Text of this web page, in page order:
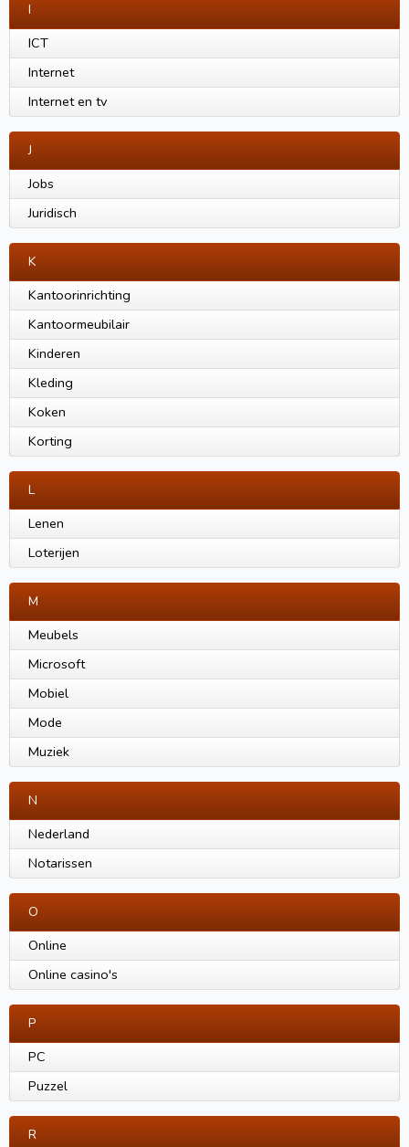
I
ICT
Internet
Internet en tv
J
Jobs
Juridisch
K
Kantoorinrichting
Kantoormeubilair
Kinderen
Kleding
Koken
Korting
L
Lenen
Loterijen
M
Meubels
Microsoft
Mobiel
Mode
Muziek
N
Nederland
Notarissen
O
Online
Online casino's
P
PC
Puzzel
R